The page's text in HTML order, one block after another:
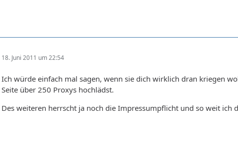
18. Juni 2011 um 22:54
Ich würde einfach mal sagen, wenn sie dich wirklich dran kriegen
Seite über 250 Proxys hochlädst.
Des weiteren herrscht ja noch die Impressumpflicht und so weit ich